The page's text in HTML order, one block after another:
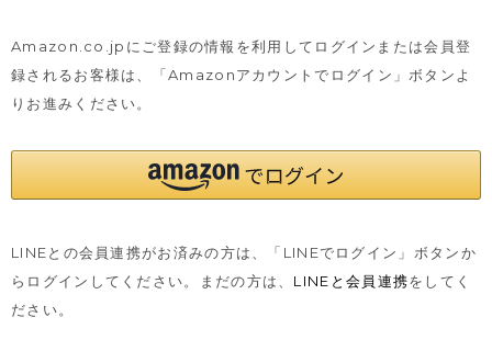
Amazon.co.jpにご登録の情報を利用してログインまたは会員登
録されるお客様は、
「Amazonアカウントでログイン」ボタンよ
りお進みください。
LINEとの会員連携がお済みの方は、「LINEでログイン」ボタンか
らログインしてください。まだの方は、 LINEと会員連携をしてく
ださい。